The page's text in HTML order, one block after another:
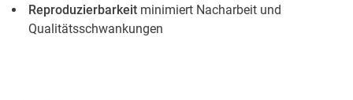
Reproduzierbarkeit minimiert Nacharbeit und
Qualitätsschwankungen